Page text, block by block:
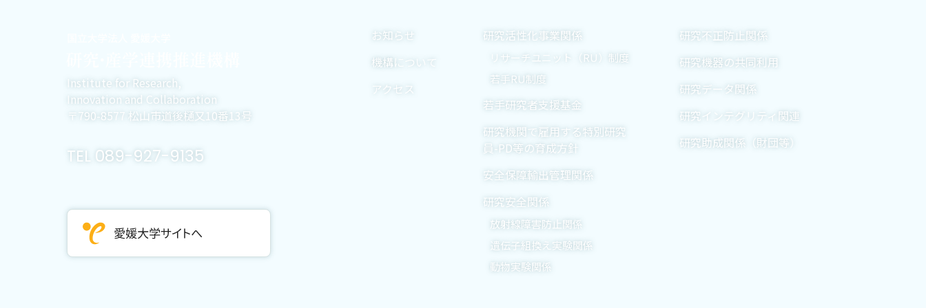
Institute for Research,
Innovation and Collaboration
〒790-8577 松山市道後樋又10番13号
TEL 089-927-9135
お知らせ
機構について
アクセス
研究活性化事業関係
リサーチユニット（RU）制度
若手RU制度
若手研究者支援基金
研究機関で雇用する特別研究
員-PD等の育成方針
安全保障輸出管理関係
研究安全関係
放射線障害防止関係
遺伝子組換え実験関係
動物実験関係
研究不正防止関係
研究機器の共同利用
研究データ関係
研究インテグリティ関連
研究助成関係（財団等）